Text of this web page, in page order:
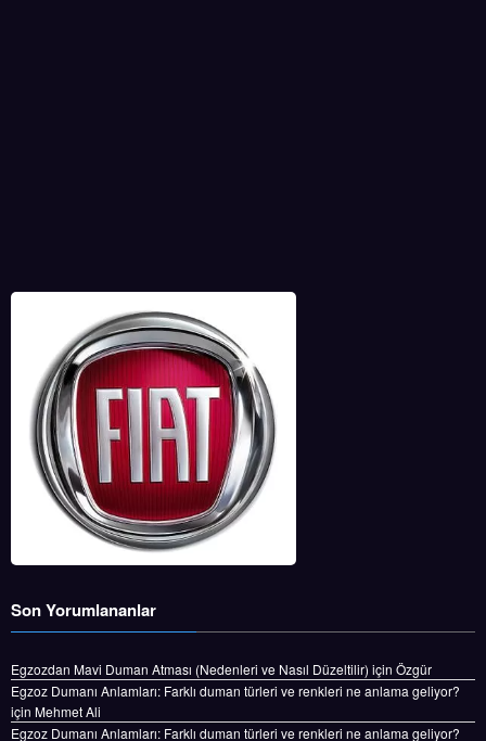
Son Yorumlananlar
Egzozdan Mavi Duman Atması (Nedenleri ve Nasıl Düzeltilir) için Özgür
Egzoz Dumanı Anlamları: Farklı duman türleri ve renkleri ne anlama geliyor?
için Mehmet Ali
Egzoz Dumanı Anlamları: Farklı duman türleri ve renkleri ne anlama geliyor?